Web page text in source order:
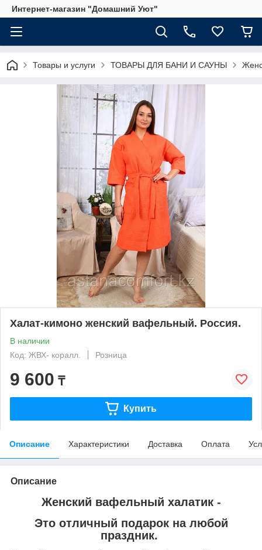
Интернет-магазин "Домашний Уют"
Товары и услуги ТОВАРЫ ДЛЯ БАНИ И САУНЫ
Халат-кимоно женский вафельный. Россия.
В наличии
Код: ЖВХ- коралл.
Розница
9 600 ₸
Купить
Описание Характеристики Доставка Оплата
Описание
Женский вафельный халатик -
Это отличный подарок на любой
праздник.